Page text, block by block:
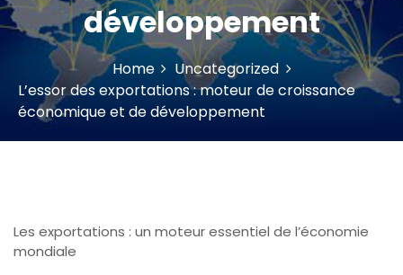
développement
Home
Uncategorized
L’essor des exportations : moteur de croissance
économique et de développement
Les exportations : un moteur essentiel de l’économie
mondiale